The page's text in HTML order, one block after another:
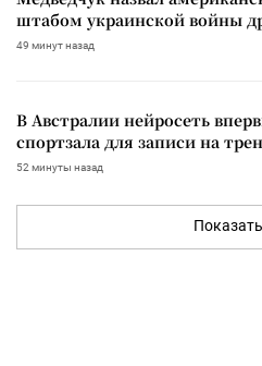
штабом украинской войны
49 минут назад
В Австралии нейросеть
спортзала для записи на
52 минуты назад